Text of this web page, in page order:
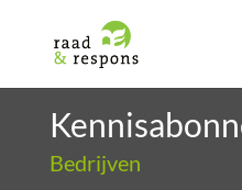
Bedrijven